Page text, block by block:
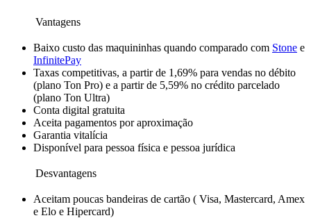
Vantagens
Baixo custo das maquininhas quando comparado com Stone e
InfinitePay
Taxas competitivas, a partir de 1,69% para vendas no débito
(plano Ton Pro) e a partir de 5,59% no crédito parcelado
(plano Ton Ultra)
Conta digital gratuita
Aceita pagamentos por aproximação
Garantia vitalícia
Disponível para pessoa física e pessoa jurídica
Desvantagens
Aceitam poucas bandeiras de cartão ( Visa, Mastercard, Amex
e Elo e Hipercard)